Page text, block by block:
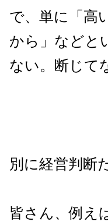
で、単に「高
から」などと
ない。断じて
別に経営判断
皆さん、例え